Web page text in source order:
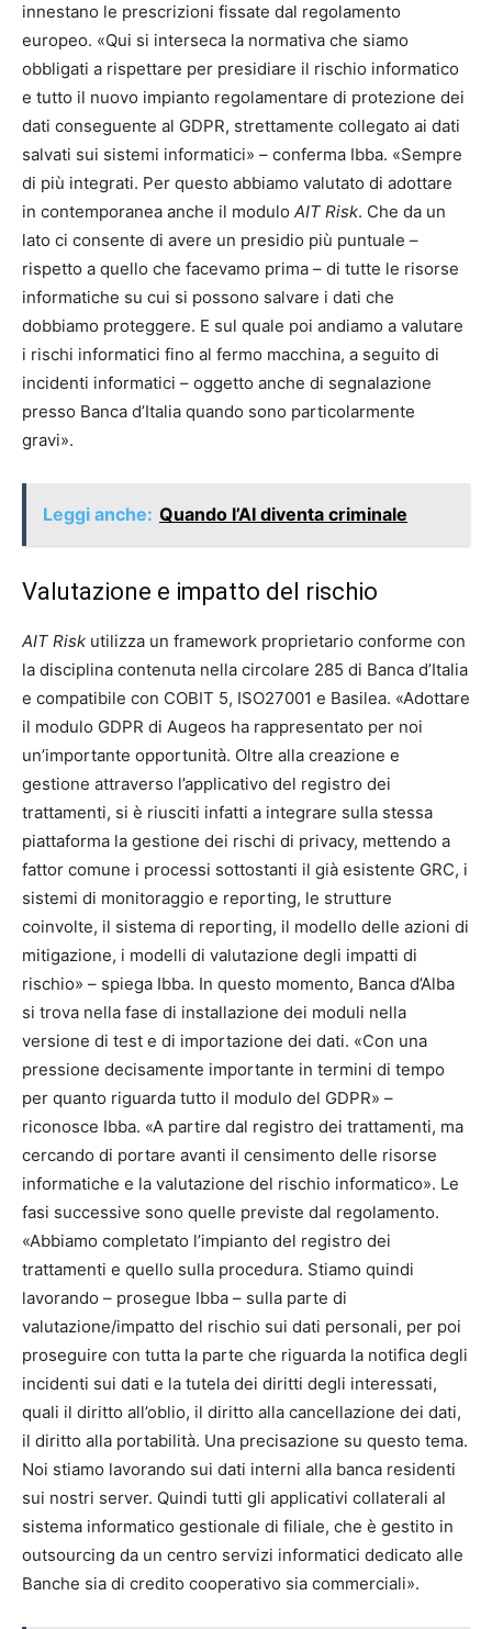
innestano le prescrizioni fissate dal regolamento
europeo. «Qui si interseca la normativa che siamo
obbligati a rispettare per presidiare il rischio informatico
e tutto il nuovo impianto regolamentare di protezione dei
dati conseguente al GDPR, strettamente collegato ai dati
salvati sui sistemi informatici» – conferma Ibba. «Sempre
di più integrati. Per questo abbiamo valutato di adottare
in contemporanea anche il modulo AIT Risk. Che da un
lato ci consente di avere un presidio più puntuale –
rispetto a quello che facevamo prima – di tutte le risorse
informatiche su cui si possono salvare i dati che
dobbiamo proteggere. E sul quale poi andiamo a valutare
i rischi informatici fino al fermo macchina, a seguito di
incidenti informatici – oggetto anche di segnalazione
presso Banca d’Italia quando sono particolarmente
gravi».
Leggi anche: Quando l’AI diventa criminale
Valutazione e impatto del rischio
AIT Risk utilizza un framework proprietario conforme con
la disciplina contenuta nella circolare 285 di Banca d’Italia
e compatibile con COBIT 5, ISO27001 e Basilea. «Adottare
il modulo GDPR di Augeos ha rappresentato per noi
un’importante opportunità. Oltre alla creazione e
gestione attraverso l’applicativo del registro dei
trattamenti, si è riusciti infatti a integrare sulla stessa
piattaforma la gestione dei rischi di privacy, mettendo a
fattor comune i processi sottostanti il già esistente GRC, i
sistemi di monitoraggio e reporting, le strutture
coinvolte, il sistema di reporting, il modello delle azioni di
mitigazione, i modelli di valutazione degli impatti di
rischio» – spiega Ibba. In questo momento, Banca d’Alba
si trova nella fase di installazione dei moduli nella
versione di test e di importazione dei dati. «Con una
pressione decisamente importante in termini di tempo
per quanto riguarda tutto il modulo del GDPR» –
riconosce Ibba. «A partire dal registro dei trattamenti, ma
cercando di portare avanti il censimento delle risorse
informatiche e la valutazione del rischio informatico». Le
fasi successive sono quelle previste dal regolamento.
«Abbiamo completato l’impianto del registro dei
trattamenti e quello sulla procedura. Stiamo quindi
lavorando – prosegue Ibba – sulla parte di
valutazione/impatto del rischio sui dati personali, per poi
proseguire con tutta la parte che riguarda la notifica degli
incidenti sui dati e la tutela dei diritti degli interessati,
quali il diritto all’oblio, il diritto alla cancellazione dei dati,
il diritto alla portabilità. Una precisazione su questo tema.
Noi stiamo lavorando sui dati interni alla banca residenti
sui nostri server. Quindi tutti gli applicativi collaterali al
sistema informatico gestionale di filiale, che è gestito in
outsourcing da un centro servizi informatici dedicato alle
Banche sia di credito cooperativo sia commerciali».